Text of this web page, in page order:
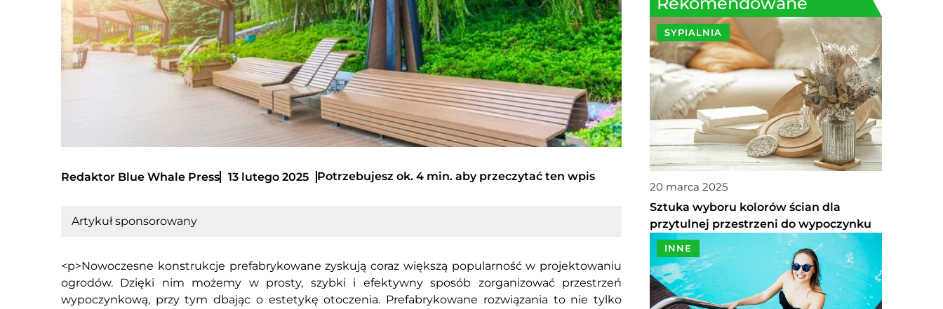
Redaktor Blue Whale Press 13 lutego 2025 Potrzebujesz ok. 4 min. aby przeczytać ten wpis
Artykuł sponsorowany
<p>Nowoczesne konstrukcje prefabrykowane zyskują coraz większą popularność w projektowaniu
ogrodów. Dzięki nim możemy w prosty, szybki i efektywny sposób zorganizować przestrzeń
wypoczynkową, przy tym dbając o estetykę otoczenia. Prefabrykowane rozwiązania to nie tylko
SYPIALNIA
20 marca 2025
Sztuka wyboru kolorów ścian dla
przytulnej przestrzeni do wypoczynku
INNE